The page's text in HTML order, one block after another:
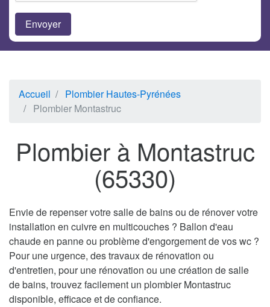
Accueil
Plombier Hautes-Pyrénées
Plombier Montastruc
Plombier à Montastruc
(65330)
Envie de repenser votre salle de bains ou de rénover votre
installation en cuivre en multicouches ? Ballon d'eau
chaude en panne ou problème d'engorgement de vos wc ?
Pour une urgence, des travaux de rénovation ou
d'entretien, pour une rénovation ou une création de salle
de bains, trouvez facilement un plombier Montastruc
disponible, efficace et de confiance.